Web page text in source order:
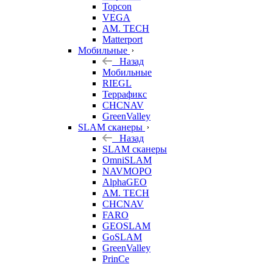
Topcon
VEGA
AM. TECH
Matterport
Мобильные
Назад
Мобильные
RIEGL
Террафикс
CHCNAV
GreenValley
SLAM сканеры
Назад
SLAM сканеры
OmniSLAM
NAVMOPO
AlphaGEO
AM. TECH
CHCNAV
FARO
GEOSLAM
GoSLAM
GreenValley
PrinCe